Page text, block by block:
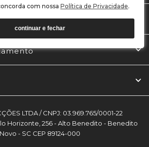
com nossa Política de Privacidade.
continuar e fechar
LTDA / CNPJ: 03.969.765/0001-22
Horizonte, 256 - Alto Benedito - Benedito
Novo - SC CEP 89124-000